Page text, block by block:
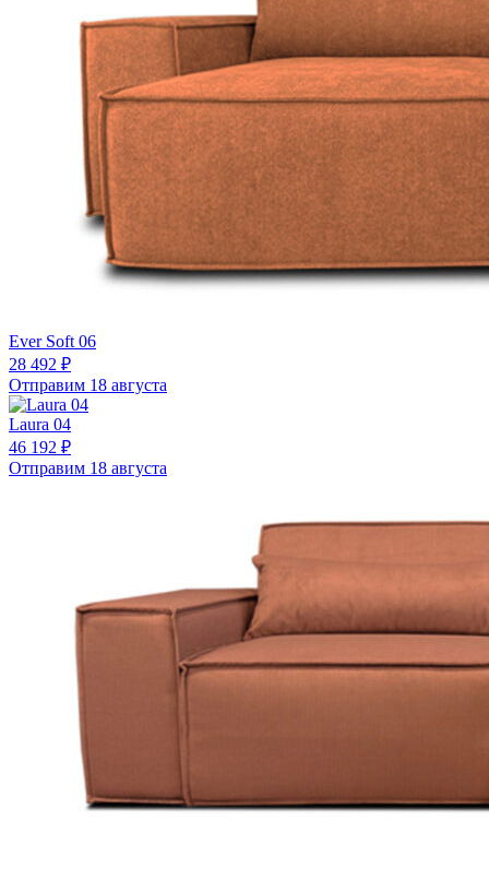
Ever Soft 06
28 492 ₽
Отправим 18 августа
Laura 04
46 192 ₽
Отправим 18 августа